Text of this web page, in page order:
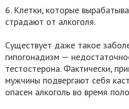
6. Клетки, которые
страдают от алкоголя.
Существует даже такое
гипогонадизм —
тестостерона. Фактически,
мужчины подвергают себя
опасен алкоголь во время